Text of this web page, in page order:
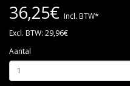
36,25€ Incl. BTW*
Excl. BTW: 29,96€
Aantal